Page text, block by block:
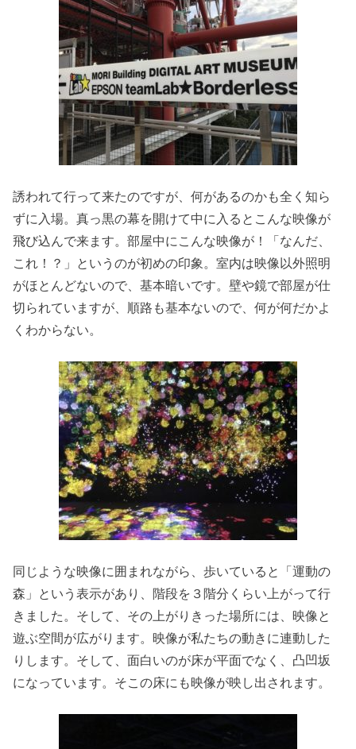
誘われて行って来たのですが、何があるのかも全く知ら
ずに入場。真っ黒の幕を開けて中に入るとこんな映像が
飛び込んで来ます。部屋中にこんな映像が！「なんだ、
これ！？」というのが初めの印象。室内は映像以外照明
がほとんどないので、基本暗いです。壁や鏡で部屋が仕
切られていますが、順路も基本ないので、何が何だかよ
くわからない。
同じような映像に囲まれながら、歩いていると「運動の
森」という表示があり、階段を３階分くらい上がって行
きました。そして、その上がりきった場所には、映像と
遊ぶ空間が広がります。映像が私たちの動きに連動した
りします。そして、面白いのが床が平面でなく、凸凹坂
になっています。そこの床にも映像が映し出されます。